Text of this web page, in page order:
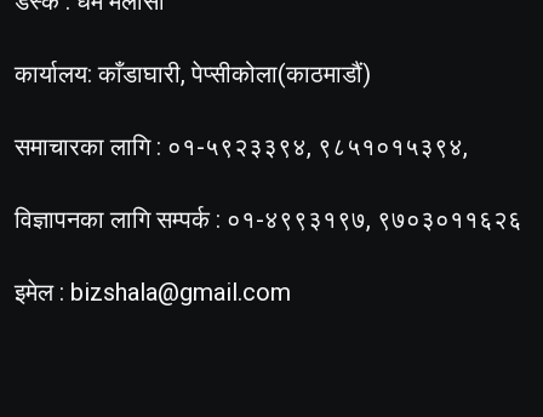
कार्यालय: काँडाघारी, पेप्सीकोला(काठमाडौं)
समाचारका लागि : ०१-५९२३३९४, ९८५१०१५३९४,
विज्ञापनका लागि सम्पर्क : ०१-४९९३१९७, ९७०३०११६२६
इमेल : bizshala@gmail.com